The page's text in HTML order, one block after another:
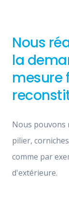
Nous
la
mesure
Nous pouvons
pilier,
comme par
d'extérieure.